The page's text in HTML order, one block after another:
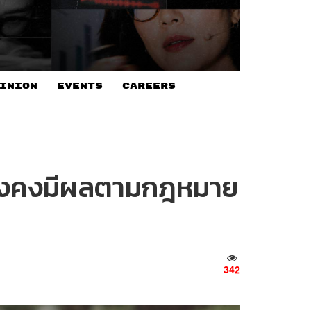
EVENTS CAREERS
คงมีผลตามกฎหมาย
342